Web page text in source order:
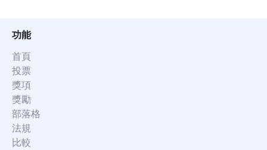
功能
首頁
投票
獎項
獎勵
部落格
法規
比較